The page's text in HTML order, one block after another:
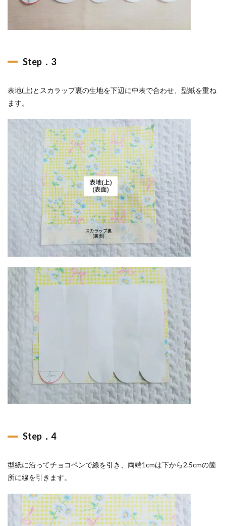
Step．3
表地(上)とスカラップ裏の生地を下辺に中表で合わせ、型紙を重ね
ます。
Step．4
型紙に沿ってチョコペンで線を引き、両端1cmは下から2.5cmの箇
所に線を引きます。